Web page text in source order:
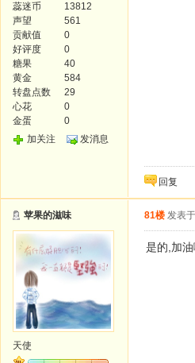
蕊迷币
13812
声望
561
贡献值
0
好评度
0
糖果
40
黄金
584
转盘点数
29
心花
0
金蛋
0
加关注
发消息
回复
苹果的滋味
天使
81楼 发表
是的,加油